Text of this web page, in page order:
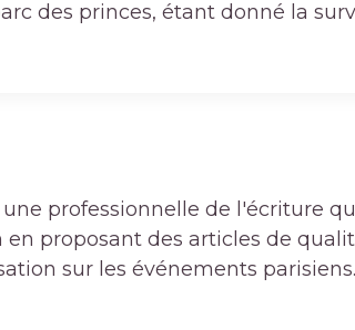
des princes, étant donné la
une professionnelle de l'écriture
en proposant des articles de
sur les événements parisiens.